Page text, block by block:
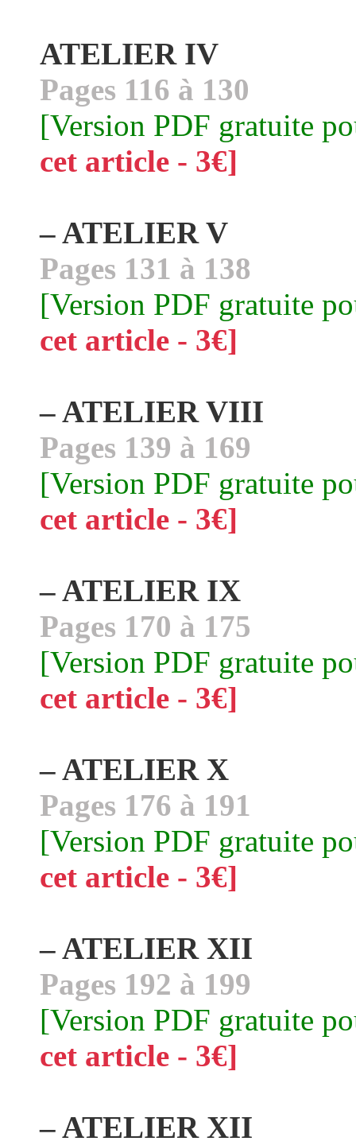
ATELIER IV
Pages 116 à 130
[Version PDF gratuite
cet article - 3€]
– ATELIER V
Pages 131 à 138
[Version PDF gratuite
cet article - 3€]
– ATELIER VIII
Pages 139 à 169
[Version PDF gratuite
cet article - 3€]
– ATELIER IX
Pages 170 à 175
[Version PDF gratuite
cet article - 3€]
– ATELIER X
Pages 176 à 191
[Version PDF gratuite
cet article - 3€]
– ATELIER XII
Pages 192 à 199
[Version PDF gratuite
cet article - 3€]
– ATELIER XII